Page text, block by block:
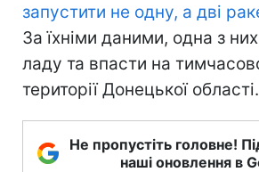
запустити не одну, а дві
За їхніми даними, одна з
ладу та впасти на
території Донецької області.
Не пропустіть головне!
наші оновлення в